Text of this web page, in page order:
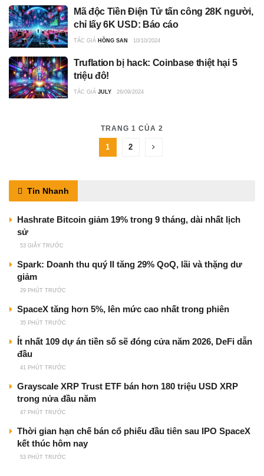
Mã độc Tiền Điện Tử tấn công 28K người,
chỉ lấy 6K USD: Báo cáo
TÁC GIẢ HỒNG SAN 10/10/2024
Truflation bị hack: Coinbase thiệt hại 5
triệu đô!
TÁC GIẢ JULY 26/09/2024
TRANG 1 CỦA 2
1 2
Tin Nhanh
Hashrate Bitcoin giảm 19% trong 9 tháng, dài nhất lịch
sử
53 GIÂY TRƯỚC
Spark: Doanh thu quý II tăng 29% QoQ, lãi và thặng dư
giảm
29 PHÚT TRƯỚC
SpaceX tăng hơn 5%, lên mức cao nhất trong phiên
35 PHÚT TRƯỚC
Ít nhất 109 dự án tiền số sẽ đóng cửa năm 2026, DeFi dẫn
đầu
41 PHÚT TRƯỚC
Grayscale XRP Trust ETF bán hơn 180 triệu USD XRP
trong nửa đầu năm
47 PHÚT TRƯỚC
Thời gian hạn chế bán cổ phiếu đầu tiên sau IPO SpaceX
kết thúc hôm nay
53 PHÚT TRƯỚC